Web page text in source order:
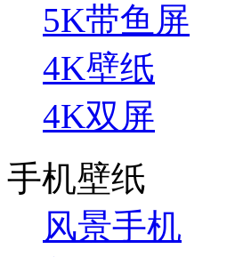
5K带鱼屏
4K壁纸
4K双屏
手机壁纸
风景手机